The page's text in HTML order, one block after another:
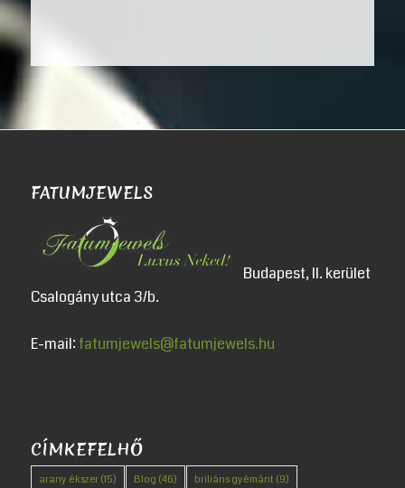
FATUMJEWELS
Budapest, II. kerület
Csalogány utca 3/b.
E-mail: fatumjewels@fatumjewels.hu
CÍMKEFELHŐ
arany ékszer(15) Blog (46) briliáns gyémánt (9)